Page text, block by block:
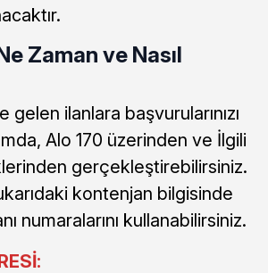
Zaman ve Nasıl
gelen ilanlara başvurularınızı
Alo 170 üzerinden ve İlgili
gerçekleştirebilirsiniz.
kontenjan bilgisinde
numaralarını kullanabilirsiniz.